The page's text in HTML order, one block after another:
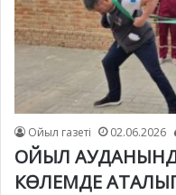
Ойыл газеті 02.06.2026
ОЙЫЛ
КӨЛЕМДЕ